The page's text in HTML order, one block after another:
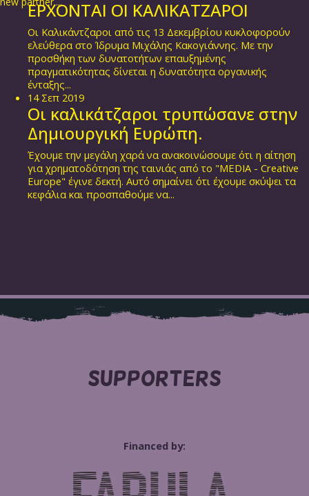
ΕΡΧΟΝΤΑΙ ΟΙ ΚΑΛΙΚΑΤΖΑΡΟΙ
Οι Καλικάντζαροι από τις 13 Δεκεμβρίου κυκλοφορούν
ελεύθερα στο Ίδρυμα Μιχάλης Κακογιάννης. Με την
προσθήκη των δυνατοτήτων επαυξημένης
πραγματικότητας δίνεται η δυνατότητα οργανικής
ένταξης...
14 Σεπ 2019
Οι καλικάτζαροι τρυπώσανε στην
Δημιουργική Ευρώπη.
Έχουμε την μεγάλη χαρά να ανακοινώσουμε ότι η αίτηση
για χρηματοδότηση της ταινιάς από το "MEDIA - Creative
Europe" έγινε δεκτή. Αυτό σημαίνει ότι έχουμε σκύψει τα
κεφάλια και προσπαθούμε να...
SUPPORTERS
Financed by: